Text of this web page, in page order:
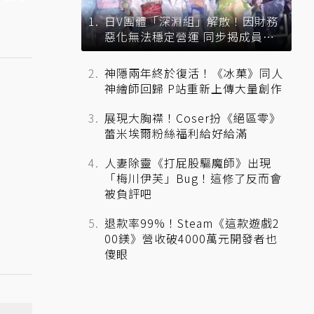
日V團體「深淵組」解散！因財務
惡化無法穩定營運 同步揭成員未
來去向
神隱兩年終於復活！《冰菓》同人
神繪師回歸 P站重新上傳大量創作
展現大胸襟！Coser扮《絕區零》
蕾米埃爾粉絲福利給好給滿
人妻除靈《打屁股驅魔師》出現
「梅川伊芙」Bug！這修了反而會
被負評吧
退款率99%！Steam《這款遊戲2
00鎂》營收破4000萬元開發者也
傻眼